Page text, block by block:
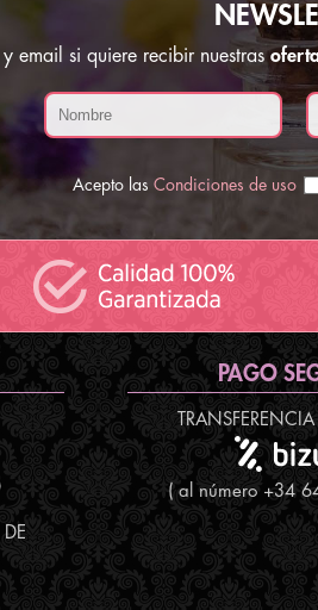
y email si quiere recibir nuestras
Acepto las Condiciones de uso
PAGO
( al número +34